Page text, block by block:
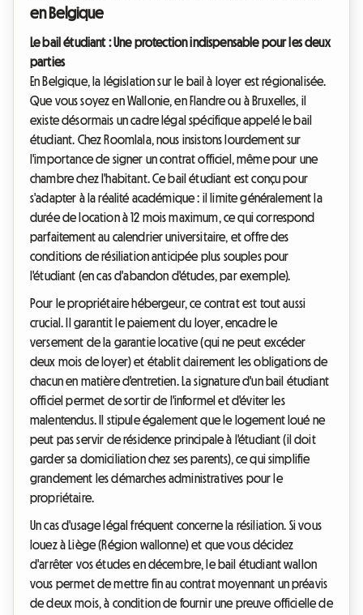
en Belgique
Le bail étudiant : Une protection indispensable pour les deux
parties
En Belgique, la législation sur le bail à loyer est régionalisée.
Que vous soyez en Wallonie, en Flandre ou à Bruxelles, il
existe désormais un cadre légal spécifique appelé le bail
étudiant. Chez Roomlala, nous insistons lourdement sur
l'importance de signer un contrat officiel, même pour une
chambre chez l'habitant. Ce bail étudiant est conçu pour
s'adapter à la réalité académique : il limite généralement la
durée de location à 12 mois maximum, ce qui correspond
parfaitement au calendrier universitaire, et offre des
conditions de résiliation anticipée plus souples pour
l'étudiant (en cas d'abandon d'études, par exemple).
Pour le propriétaire hébergeur, ce contrat est tout aussi
crucial. Il garantit le paiement du loyer, encadre le
versement de la garantie locative (qui ne peut excéder
deux mois de loyer) et établit clairement les obligations de
chacun en matière d'entretien. La signature d'un bail étudiant
officiel permet de sortir de l'informel et d'éviter les
malentendus. Il stipule également que le logement loué ne
peut pas servir de résidence principale à l'étudiant (il doit
garder sa domiciliation chez ses parents), ce qui simplifie
grandement les démarches administratives pour le
propriétaire.
Un cas d'usage légal fréquent concerne la résiliation. Si vous
louez à Liège (Région wallonne) et que vous décidez
d'arrêter vos études en décembre, le bail étudiant wallon
vous permet de mettre fin au contrat moyennant un préavis
de deux mois, à condition de fournir une preuve officielle de